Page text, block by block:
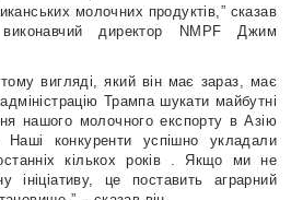
молочних продуктів,” сказав
директор NMPF Джим
вигляді, який він має зараз, має
Трампа шукати майбутні
нашого молочного експорту в Азію
Наші конкуренти успішно укладали
кількох років . Якщо ми не
ініціативу, це поставить аграрний